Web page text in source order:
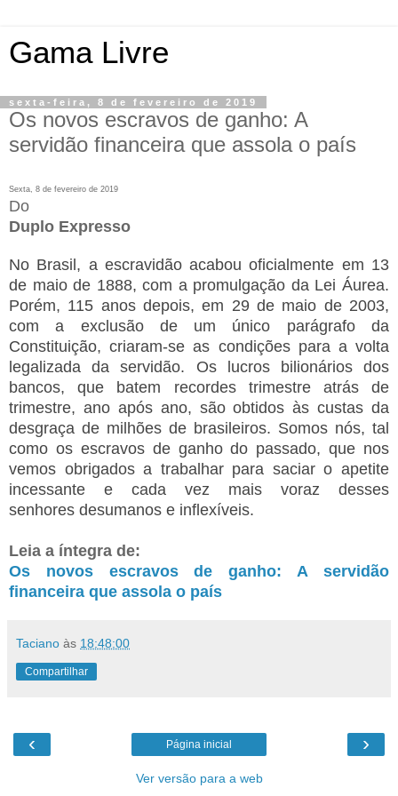
Gama Livre
sexta-feira, 8 de fevereiro de 2019
Os novos escravos de ganho: A
servidão financeira que assola o país
Sexta, 8 de fevereiro de 2019
Do
Duplo Expresso
No Brasil, a escravidão acabou oficialmente em 13
de maio de 1888, com a promulgação da Lei Áurea.
Porém, 115 anos depois, em 29 de maio de 2003,
com a exclusão de um único parágrafo da
Constituição, criaram-se as condições para a volta
legalizada da servidão. Os lucros bilionários dos
bancos, que batem recordes trimestre atrás de
trimestre, ano após ano, são obtidos às custas da
desgraça de milhões de brasileiros. Somos nós, tal
como os escravos de ganho do passado, que nos
vemos obrigados a trabalhar para saciar o apetite
incessante e cada vez mais voraz desses
senhores desumanos e inflexíveis.
Leia a íntegra de:
Os novos escravos de ganho: A servidão
financeira que assola o país
Taciano às 18:48:00
Compartilhar
‹ ›
Página inicial
Ver versão para a web